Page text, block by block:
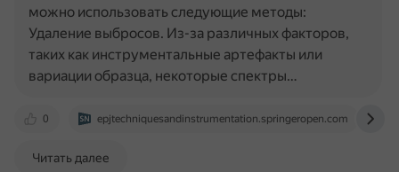
0 epjtechniquesandinstrumentation.springeropen.com
можно использовать следующие методы:
Удаление выбросов. Из-за различных факторов,
таких как инструментальные артефакты или
вариации образца, некоторые спектры…
Читать далее